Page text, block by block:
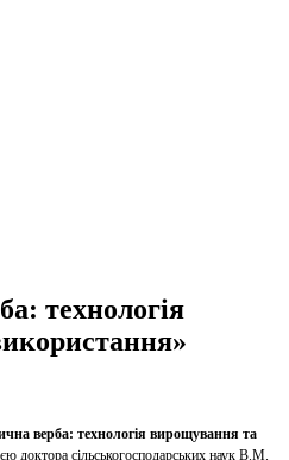
технологія
верба: технологія вирощування та
доктора сільськогосподарських наук В.М.